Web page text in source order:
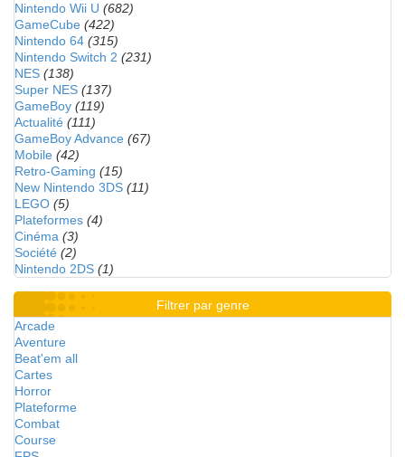
Nintendo Wii U (682)
GameCube (422)
Nintendo 64 (315)
Nintendo Switch 2 (231)
NES (138)
Super NES (137)
GameBoy (119)
Actualité (111)
GameBoy Advance (67)
Mobile (42)
Retro-Gaming (15)
New Nintendo 3DS (11)
LEGO (5)
Plateformes (4)
Cinéma (3)
Société (2)
Nintendo 2DS (1)
Filtrer par genre
Arcade
Aventure
Beat'em all
Cartes
Horror
Plateforme
Combat
Course